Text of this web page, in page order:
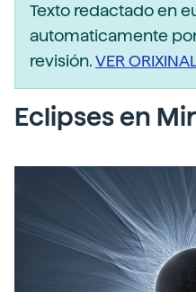
Texto redactado en
automaticamente
revisión.VER
Eclipses en